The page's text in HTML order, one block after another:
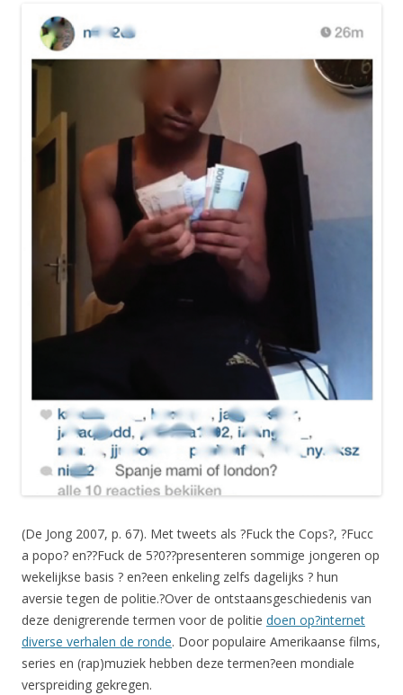
(De Jong 2007, p. 67). Met tweets als ?Fuck the Cops?, ?Fucc
a popo? en??Fuck de 5?0??presenteren sommige jongeren op
wekelijkse basis ? en?een enkeling zelfs dagelijks ? hun
aversie tegen de politie.?Over de ontstaansgeschiedenis van
deze denigrerende termen voor de politie doen op?internet
diverse verhalen de ronde. Door populaire Amerikaanse films,
series en (rap)muziek hebben deze termen?een mondiale
verspreiding gekregen.